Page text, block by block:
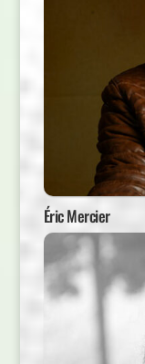
Éric Mercier